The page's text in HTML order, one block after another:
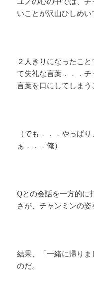
いことが沢山ひしめい
２人きりになったこ
て失礼な言葉．．．
言葉を口にしてしまう
（でも．．．やっぱ
ぁ．．．俺）
Qとの会話を一方的に
さが、チャンミンの姿
結果、「一緒に帰り
のだ。